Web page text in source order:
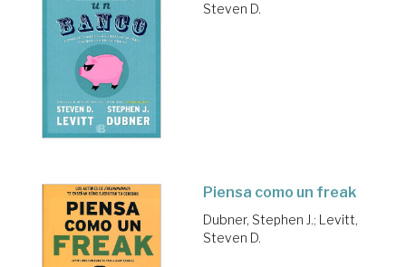
Steven D.
Piensa como un freak
Dubner, Stephen J.; Levitt,
Steven D.